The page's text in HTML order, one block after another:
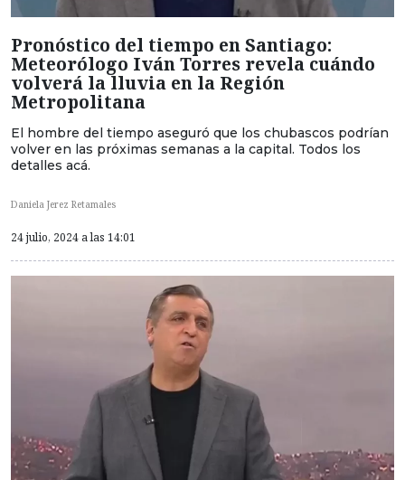
Pronóstico del tiempo en Santiago:
Meteorólogo Iván Torres revela cuándo
volverá la lluvia en la Región
Metropolitana
El hombre del tiempo aseguró que los chubascos podrían
volver en las próximas semanas a la capital. Todos los
detalles acá.
Daniela Jerez Retamales
24 julio, 2024 a las 14:01